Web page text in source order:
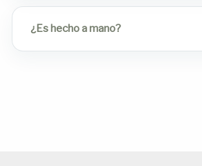
¿Es hecho a mano?